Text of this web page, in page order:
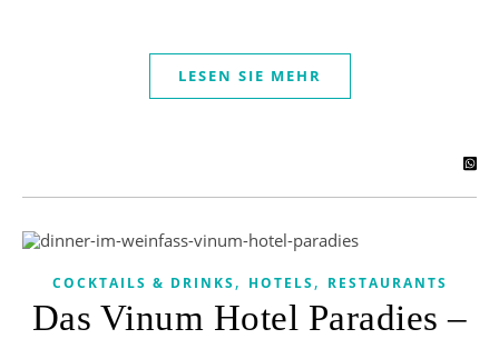
LESEN SIE MEHR
COCKTAILS & DRINKS, HOTELS, RESTAURANTS
Das Vinum Hotel Paradies –